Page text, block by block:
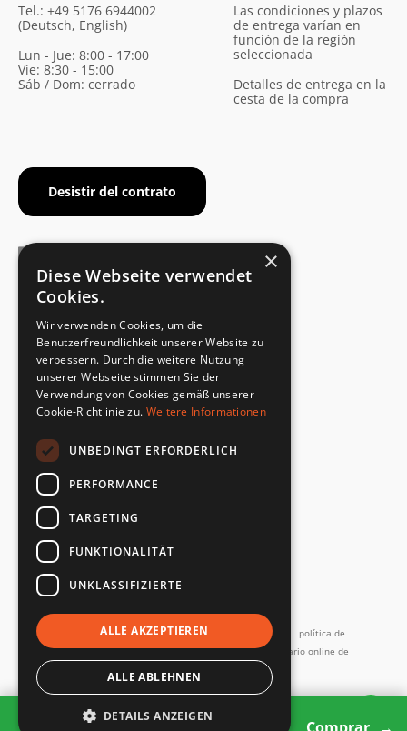
2 products
Tel.: +49 5176 6944002
(Deutsch, English)
Lun - Jue: 8:00 - 17:00
Vie: 8:30 - 15:00
Sáb / Dom: cerrado
Desistir del contrato
Las condiciones y plazos
de entrega varían en
función de la región
seleccionada
Detalles de entrega en la
cesta de la compra
Cumplimiento de la norma de seguridad
DEVOLUCIONES RÁPIDAS Y SENCILLAS
Servicio de devoluciones
DIRECTAMENTE DEL FABRICANTE
Control de calidad especial
Imprimir Términos y Condiciones Términos de servicio
política de
privacidad
Contacto Política de devoluciones
Formulario online de
desistimiento
Todos los precios incl. IVA
Copyright SMARTBett GmbH © 2026
y más...
×
Diese Webseite verwendet
Cookies.
Wir verwenden Cookies, um die
Benutzerfreundlichkeit unserer Website zu
verbessern. Durch die weitere Nutzung
unserer Webseite stimmen Sie der
Verwendung von Cookies gemäß unserer
Cookie-Richtlinie zu. Weitere Informationen
UNBEDINGT ERFORDERLICH
PERFORMANCE
TARGETING
FUNKTIONALITÄT
UNKLASSIFIZIERTE
ALLE AKZEPTIEREN
ALLE ABLEHNEN
DETAILS ANZEIGEN